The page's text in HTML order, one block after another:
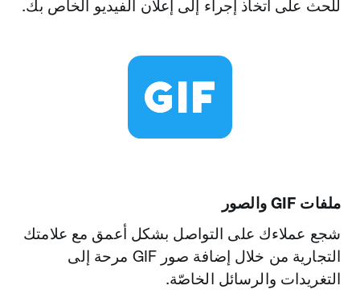
للحث على اتخاذ إجراء إلى إعلان الفيديو الخاص بك.
ملفات GIF والصور
شجع عملاءك على التواصل بشكل أعمق مع علامتك
التجارية من خلال إضافة صور GIF مرحة إلى
التغريدات والرسائل الخاصّة.
لديك وذلك بالوصول إلى الأشخاص المتفاعلين مع